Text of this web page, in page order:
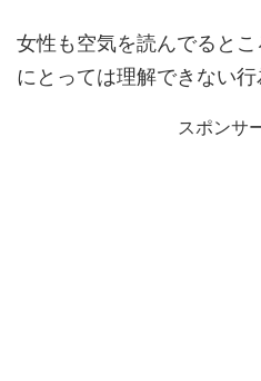
女性も空気を読んでると
にとっては理解できない
スポンサ